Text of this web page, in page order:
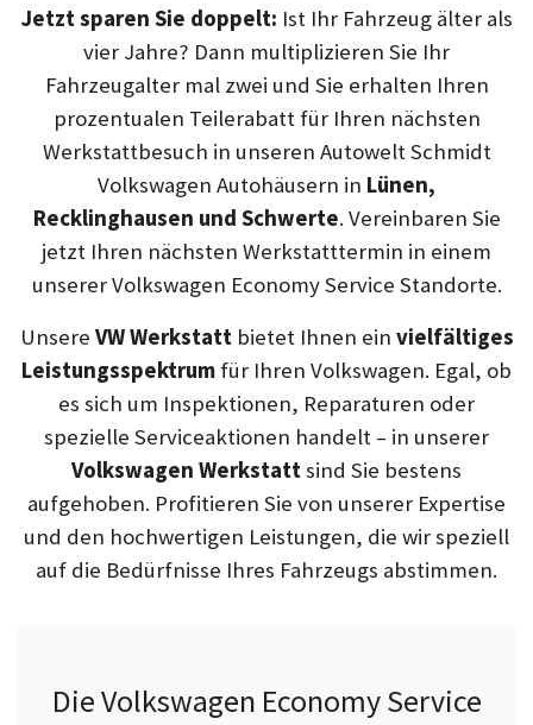
Jetzt sparen Sie doppelt: Ist Ihr Fahrzeug älter als
vier Jahre? Dann multiplizieren Sie Ihr
Fahrzeugalter mal zwei und Sie erhalten Ihren
prozentualen Teilerabatt für Ihren nächsten
Werkstattbesuch in unseren Autowelt Schmidt
Volkswagen Autohäusern in Lünen,
Recklinghausen und Schwerte. Vereinbaren Sie
jetzt Ihren nächsten Werkstatttermin in einem
unserer Volkswagen Economy Service Standorte.
Unsere VW Werkstatt bietet Ihnen ein vielfältiges
Leistungsspektrum für Ihren Volkswagen. Egal, ob
es sich um Inspektionen, Reparaturen oder
spezielle Serviceaktionen handelt – in unserer
Volkswagen Werkstattsind Sie bestens
aufgehoben. Profitieren Sie von unserer Expertise
und den hochwertigen Leistungen, die wir speziell
auf die Bedürfnisse Ihres Fahrzeugs abstimmen.
Die Volkswagen Economy Service